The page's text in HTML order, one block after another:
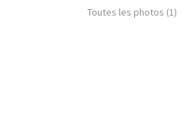
Toutes les photos (1)